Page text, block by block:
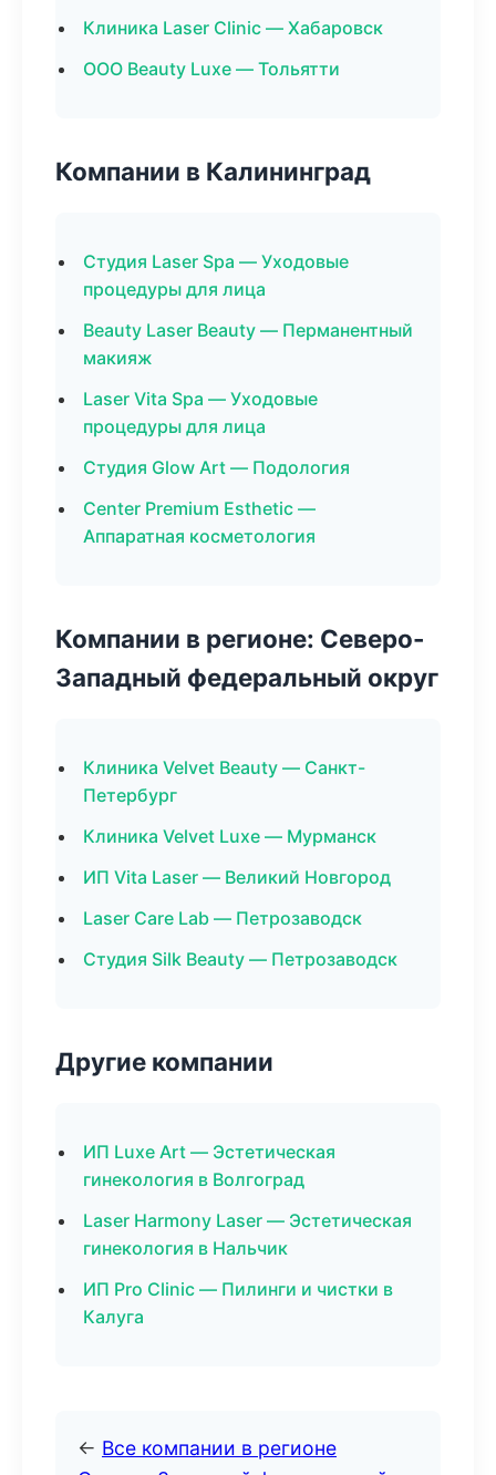
Клиника Laser Clinic — Хабаровск
ООО Beauty Luxe — Тольятти
Компании в Калининград
Студия Laser Spa — Уходовые
процедуры для лица
Beauty Laser Beauty — Перманентный
макияж
Laser Vita Spa — Уходовые
процедуры для лица
Студия Glow Art — Подология
Center Premium Esthetic —
Аппаратная косметология
Компании в регионе: Северо-
Западный федеральный округ
Клиника Velvet Beauty — Санкт-
Петербург
Клиника Velvet Luxe — Мурманск
ИП Vita Laser — Великий Новгород
Laser Care Lab — Петрозаводск
Студия Silk Beauty — Петрозаводск
Другие компании
ИП Luxe Art — Эстетическая
гинекология в Волгоград
Laser Harmony Laser — Эстетическая
гинекология в Нальчик
ИП Pro Clinic — Пилинги и чистки в
Калуга
← Все компании в регионе